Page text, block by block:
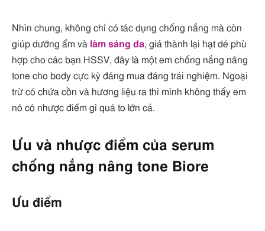
Nhìn chung, không chỉ có tác dụng chống nắng mà còn
giúp dưỡng ẩm và làm sáng da, giá thành lại hạt dẻ phù
hợp cho các bạn HSSV, đây là một em chống nắng nâng
tone cho body cực kỳ đáng mua đáng trải nghiệm. Ngoại
trừ có chứa cồn và hương liệu ra thì mình không thấy em
nó có nhược điểm gì quá to lớn cả.
Ưu và nhược điểm của serum
chống nắng nâng tone Biore
Ưu điểm